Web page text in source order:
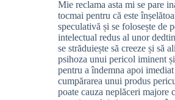
Mie reclama asta mi se pare
tocmai pentru că este
speculativă și se folosește de
intelectual redus al unor
se străduiește să creeze și să
psihoza unui pericol iminent
pentru a îndemna apoi imediat
cumpărarea unui produs
poate cauza neplăceri majore